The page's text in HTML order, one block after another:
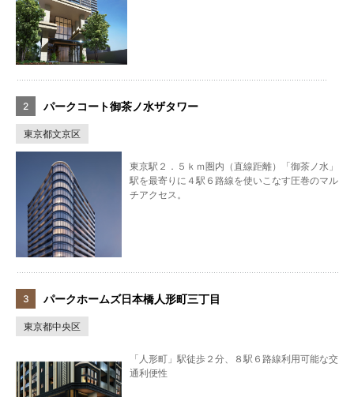
パークコート御茶ノ水ザタワー
東京都文京区
東京駅２．５ｋｍ圏内（直線距離）「御茶ノ水」
駅を最寄りに４駅６路線を使いこなす圧巻のマル
チアクセス。
パークホームズ日本橋人形町三丁目
東京都中央区
「人形町」駅徒歩２分、８駅６路線利用可能な交
通利便性